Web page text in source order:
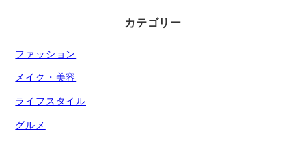
カテゴリー
ファッション
メイク・美容
ライフスタイル
グルメ